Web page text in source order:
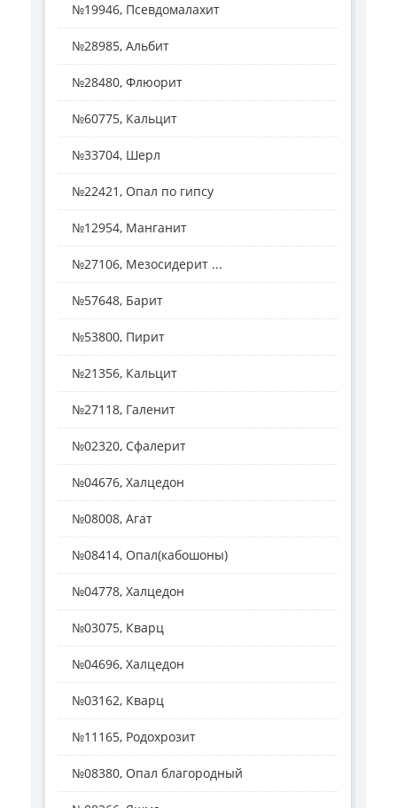
№19946, Псевдомалахит
№28985, Альбит
№28480, Флюорит
№60775, Кальцит
№33704, Шерл
№22421, Опал по гипсу
№12954, Манганит
№27106, Мезосидерит ...
№57648, Барит
№53800, Пирит
№21356, Кальцит
№27118, Галенит
№02320, Сфалерит
№04676, Халцедон
№08008, Агат
№08414, Опал(кабошоны)
№04778, Халцедон
№03075, Кварц
№04696, Халцедон
№03162, Кварц
№11165, Родохрозит
№08380, Опал благородный